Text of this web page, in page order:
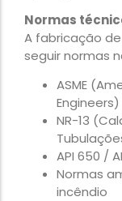
Normas
A fabricação
seguir normas
ASME
Engineers)
NR-13
API 650 /
Normas
incêndio